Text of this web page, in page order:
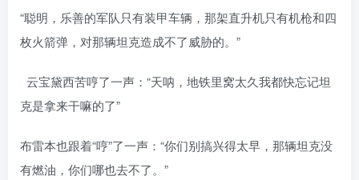
“聪明，乐善的军队只有装甲车辆，那架直升机只有机枪和四
枚火箭弹，对那辆坦克造成不了威胁的。”
云宝黛西苦哼了一声：“天呐，地铁里窝太久我都快忘记坦
克是拿来干嘛的了”
布雷本也跟着“哼”了一声：“你们别搞兴得太早，那辆坦克没
有燃油，你们哪也去不了。”